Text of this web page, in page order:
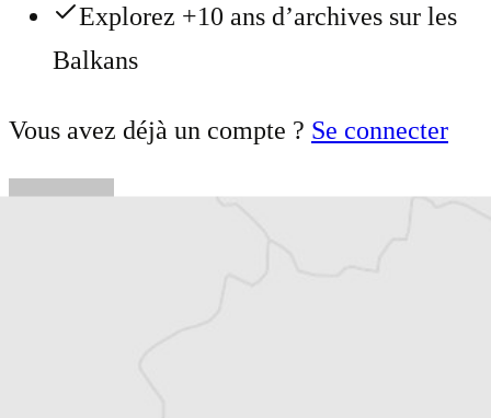
Explorez +10 ans d’archives sur les
Balkans
Vous avez déjà un compte ? Se connecter